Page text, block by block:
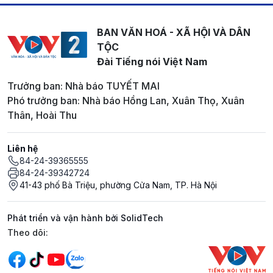
BAN VĂN HOÁ - XÃ HỘI VÀ DÂN
TỘC
Đài Tiếng nói Việt Nam
Trưởng ban: Nhà báo TUYẾT MAI
Phó trưởng ban: Nhà báo Hồng Lan, Xuân Thọ, Xuân
Thân, Hoài Thu
Liên hệ
84-24-39365555
84-24-39342724
41-43 phố Bà Triệu, phường Cửa Nam, TP. Hà Nội
Phát triển và vận hành bởi SolidTech
Mạng xã hội
Theo dõi: